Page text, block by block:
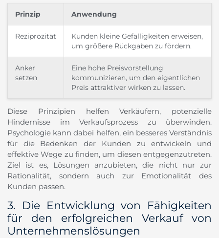
Prinzip Anwendung
Reziprozität
Kunden kleine Gefälligkeiten erweisen,
um größere Rückgaben zu fördern.
Anker
setzen
Eine hohe Preisvorstellung
kommunizieren, um den eigentlichen
Preis attraktiver wirken zu lassen.
Diese Prinzipien helfen Verkäufern, potenzielle
Hindernisse im Verkaufsprozess zu überwinden.
Psychologie kann dabei helfen, ein besseres Verständnis
für die Bedenken der Kunden zu entwickeln und
effektive Wege zu finden, um diesen entgegenzutreten.
Ziel ist es, Lösungen anzubieten, die nicht nur zur
Rationalität, sondern auch zur Emotionalität des
Kunden passen.
3. Die Entwicklung von Fähigkeiten
für den erfolgreichen Verkauf von
Unternehmenslösungen